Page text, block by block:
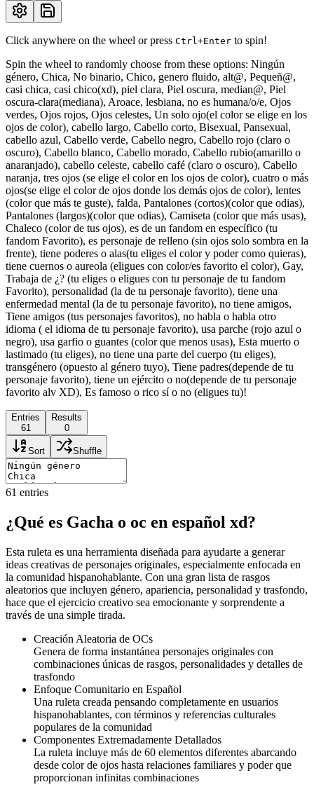
Click anywhere on the wheel or press Ctrl+Enter to spin!
Spin the wheel to randomly choose from these options: Ningún
género, Chica, No binario, Chico, genero fluido, alt@, Pequeñ@,
casi chica, casi chico(xd), piel clara, Piel oscura, median@, Piel
oscura-clara(mediana), Aroace, lesbiana, no es humana/o/e, Ojos
verdes, Ojos rojos, Ojos celestes, Un solo ojo(el color se elige en los
ojos de color), cabello largo, Cabello corto, Bisexual, Pansexual,
cabello azul, Cabello verde, Cabello negro, Cabello rojo (claro o
oscuro), Cabello blanco, Cabello morado, Cabello rubio(amarillo o
anaranjado), cabello celeste, cabello café (claro o oscuro), Cabello
naranja, tres ojos (se elige el color en los ojos de color), cuatro o más
ojos(se elige el color de ojos donde los demás ojos de color), lentes
(color que más te guste), falda, Pantalones (cortos)(color que odias),
Pantalones (largos)(color que odias), Camiseta (color que más usas),
Chaleco (color de tus ojos), es de un fandom en específico (tu
fandom Favorito), es personaje de relleno (sin ojos solo sombra en la
frente), tiene poderes o alas(tu eliges el color y poder como quieras),
tiene cuernos o aureola (eligues con color/es favorito el color), Gay,
Trabaja de ¿? (tu eliges o eligues con tu personaje de tu fandom
Favorito), personalidad (la de tu personaje favorito), tiene una
enfermedad mental (la de tu personaje favorito), no tiene amigos,
Tiene amigos (tus personajes favoritos), no habla o habla otro
idioma ( el idioma de tu personaje favorito), usa parche (rojo azul o
negro), usa garfio o guantes (color que menos usas), Esta muerto o
lastimado (tu eliges), no tiene una parte del cuerpo (tu eliges),
transgénero (opuesto al género tuyo), Tiene padres(depende de tu
personaje favorito), tiene un ejército o no(depende de tu personaje
favorito alv XD), Es famoso o rico sí o no (eligues tu)!
Entries
61
Results
0
Sort Shuffle
61 entries
¿Qué es Gacha o oc en español xd?
Esta ruleta es una herramienta diseñada para ayudarte a generar
ideas creativas de personajes originales, especialmente enfocada en
la comunidad hispanohablante. Con una gran lista de rasgos
aleatorios que incluyen género, apariencia, personalidad y trasfondo,
hace que el ejercicio creativo sea emocionante y sorprendente a
través de una simple tirada.
Creación Aleatoria de OCs
Genera de forma instantánea personajes originales con
combinaciones únicas de rasgos, personalidades y detalles de
trasfondo
Enfoque Comunitario en Español
Una ruleta creada pensando completamente en usuarios
hispanohablantes, con términos y referencias culturales
populares de la comunidad
Componentes Extremadamente Detallados
La ruleta incluye más de 60 elementos diferentes abarcando
desde color de ojos hasta relaciones familiares y poder que
proporcionan infinitas combinaciones